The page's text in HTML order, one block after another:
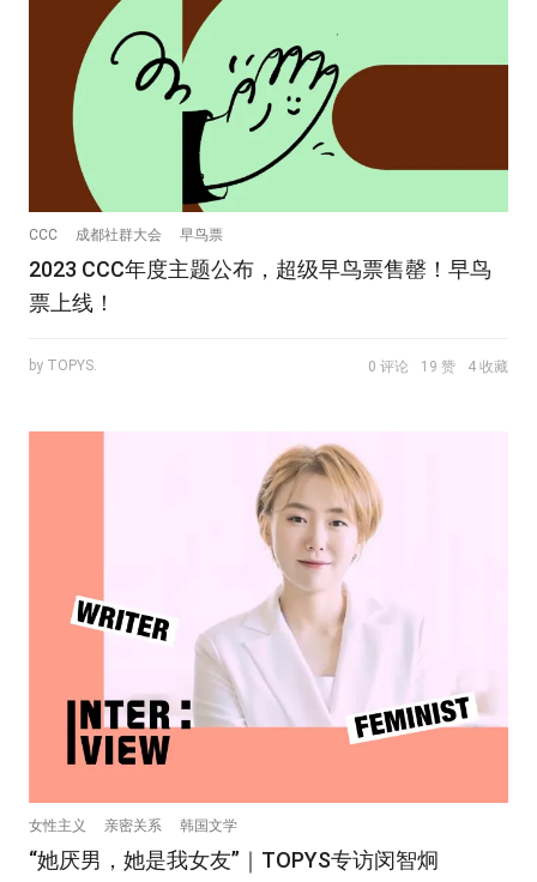
CCC 成都社群大会 早鸟票
2023 CCC年度主题公布，超级早鸟票售罄！早鸟
票上线！
by TOPYS. 0 评论 19 赞 4 收藏
女性主义 亲密关系 韩国文学
“她厌男，她是我女友”｜TOPYS专访闵智炯